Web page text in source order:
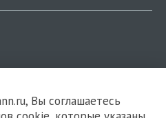
Вы соглашаетесь